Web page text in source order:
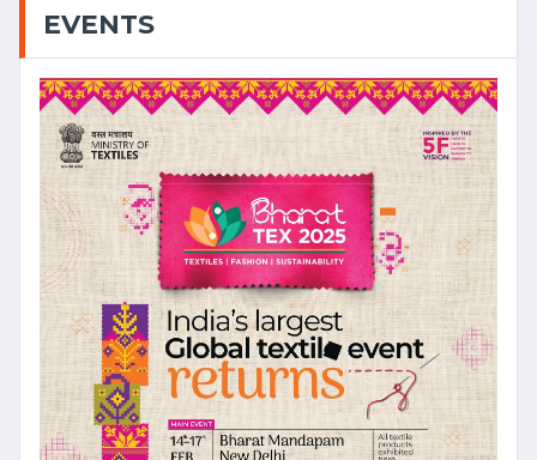
EVENTS
बजट २०२५-२६: टेक्सटाइल और गारमेंट